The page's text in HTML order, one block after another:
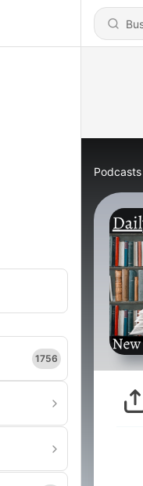
1756
Podcasts